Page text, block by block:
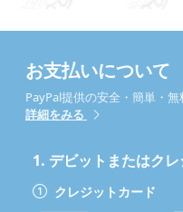
お支払いについて
PayPal提供の安全・簡単・無
詳細をみる
1. デビットまたはク
クレジットカード